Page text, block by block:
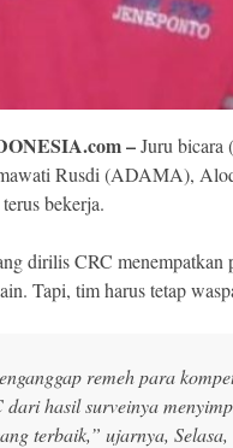
–Juru bicara
Rusdi (ADAMA),
bekerja.
dirilis CRC menempatkan
Tapi, tim harus tetap
remeh para
dari hasil surveinya
terbaik,” ujarnya,